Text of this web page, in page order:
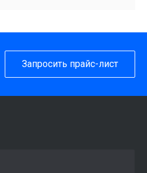
Запросить прайс-лист